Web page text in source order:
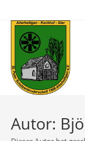
Inhalt
springen
Autor: